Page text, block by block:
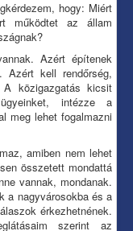
hogy: Miért
működtet az állam
Azért építenek
Azért kell rendőrség,
közigazgatás kicsit
intézze a
meg lehet fogalmazni
amiben nem lehet
összetett mondattá
vannak, mondanak.
a nagyvárosokba és a
érkezhetnének.
szerint az